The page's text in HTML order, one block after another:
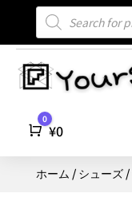
商
索
Cart
0
¥0
ホーム / シューズ/